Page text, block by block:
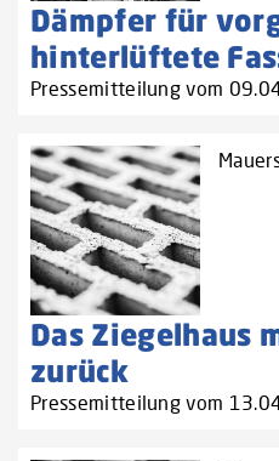
Dämpfer für
hinterlüftete
Pressemitteilung vom
Das Ziegelhaus
zurück
Pressemitteilung vom